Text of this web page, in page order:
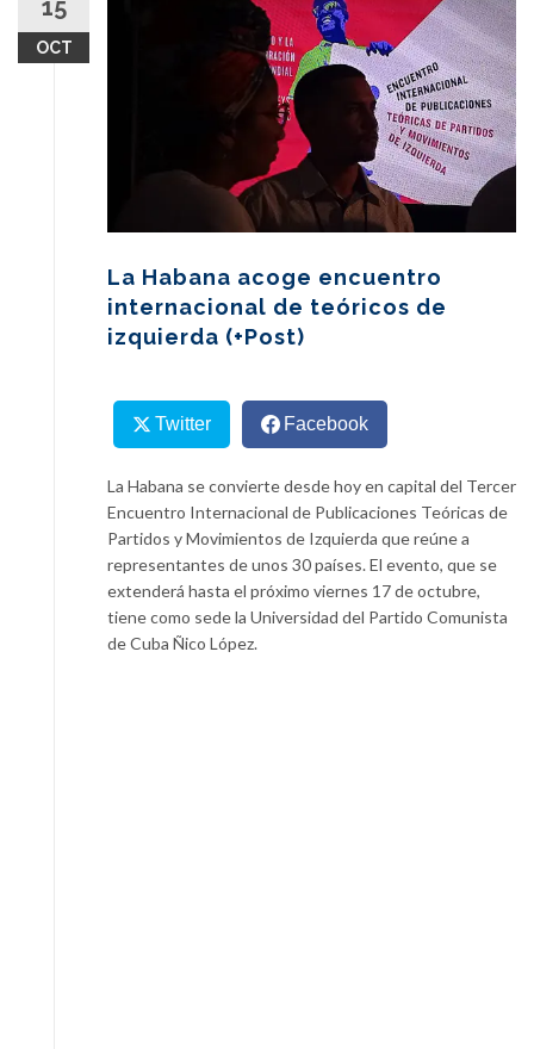
content
15
OCT
La Habana acoge encuentro
internacional de teóricos de
izquierda (+Post)
Twitter Facebook
La Habana se convierte desde hoy en capital del Tercer
Encuentro Internacional de Publicaciones Teóricas de
Partidos y Movimientos de Izquierda que reúne a
representantes de unos 30 países. El evento, que se
extenderá hasta el próximo viernes 17 de octubre,
tiene como sede la Universidad del Partido Comunista
de Cuba Ñico López.